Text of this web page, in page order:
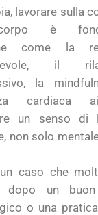
lavorare sulla
corpo è
come la
il
la
cardiaca
un senso di
non solo
caso che
dopo un buon
o una